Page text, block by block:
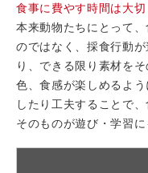
食事に費やす時間は大切
本来動物たちにとって
のではなく、採食行動
り、できる限り素材を
色、食感が楽しめるよ
したり工夫することで
そのものが遊び・学習に